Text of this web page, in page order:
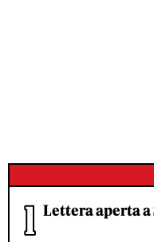
Lettera aperta a